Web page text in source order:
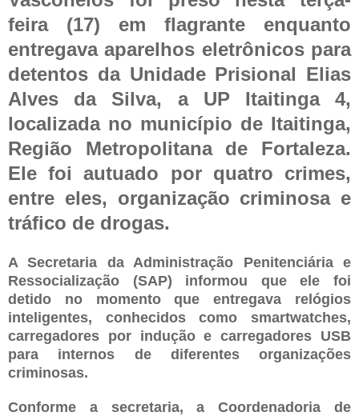
feira (17) em flagrante enquanto
entregava aparelhos eletrônicos para
detentos da Unidade Prisional Elias
Alves da Silva, a UP Itaitinga 4,
localizada no município de Itaitinga,
Região Metropolitana de Fortaleza.
Ele foi autuado por quatro crimes,
entre eles, organização criminosa e
tráfico de drogas.
A Secretaria da Administração Penitenciária e
Ressocialização (SAP) informou que ele foi
detido no momento que entregava relógios
inteligentes, conhecidos como smartwatches,
carregadores por indução e carregadores USB
para internos de diferentes organizações
criminosas.
Conforme a secretaria, a Coordenadoria de